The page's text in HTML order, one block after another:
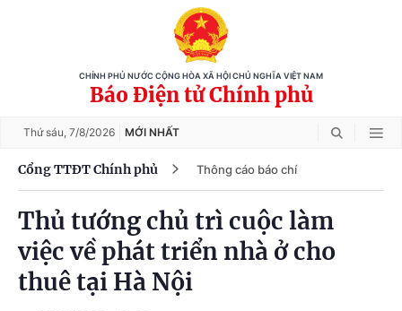
CHÍNH PHỦ NƯỚC CỘNG HÒA XÃ HỘI CHỦ NGHĨA VIỆT NAM
Báo Điện tử Chính phủ
Thứ sáu, 7/8/2026 MỚI NHẤT
Cổng TTĐT Chính phủ Thông cáo báo chí
Thủ tướng chủ trì cuộc làm
việc về phát triển nhà ở cho
thuê tại Hà Nội